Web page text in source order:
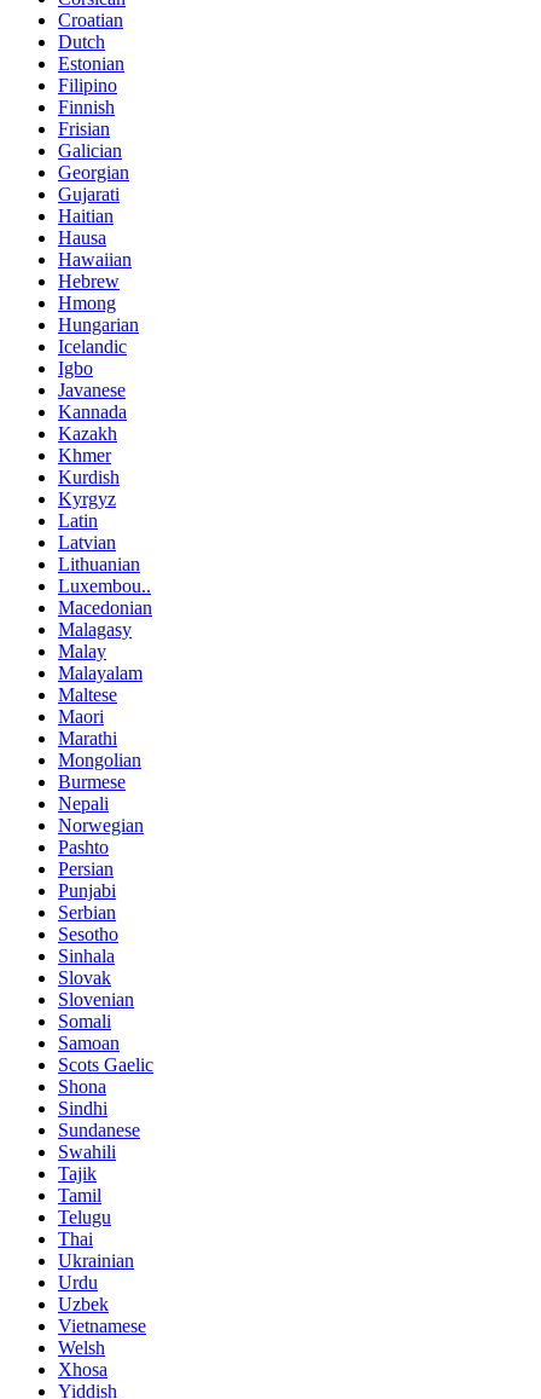
Croatian
Dutch
Estonian
Filipino
Finnish
Frisian
Galician
Georgian
Gujarati
Haitian
Hausa
Hawaiian
Hebrew
Hmong
Hungarian
Icelandic
Igbo
Javanese
Kannada
Kazakh
Khmer
Kurdish
Kyrgyz
Latin
Latvian
Lithuanian
Luxembou..
Macedonian
Malagasy
Malay
Malayalam
Maltese
Maori
Marathi
Mongolian
Burmese
Nepali
Norwegian
Pashto
Persian
Punjabi
Serbian
Sesotho
Sinhala
Slovak
Slovenian
Somali
Samoan
Scots Gaelic
Shona
Sindhi
Sundanese
Swahili
Tajik
Tamil
Telugu
Thai
Ukrainian
Urdu
Uzbek
Vietnamese
Welsh
Xhosa
Yiddish